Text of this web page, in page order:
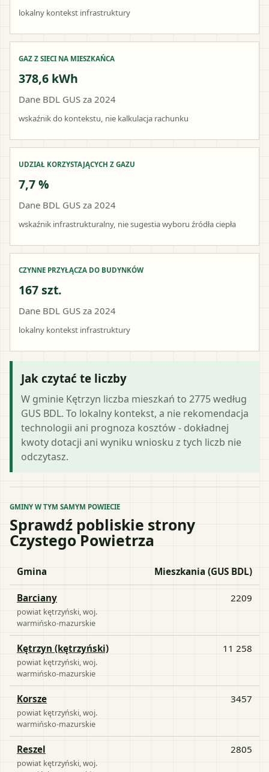
lokalny kontekst infrastruktury
GAZ Z SIECI NA MIESZKAŃCA
378,6 kWh
Dane BDL GUS za 2024
wskaźnik do kontekstu, nie kalkulacja rachunku
UDZIAŁ KORZYSTAJĄCYCH Z GAZU
7,7 %
Dane BDL GUS za 2024
wskaźnik infrastrukturalny, nie sugestia wyboru źródła ciepła
CZYNNE PRZYŁĄCZA DO BUDYNKÓW
167 szt.
Dane BDL GUS za 2024
lokalny kontekst infrastruktury
Jak czytać te liczby
W gminie Kętrzyn liczba mieszkań to 2775 według
GUS BDL. To lokalny kontekst, a nie rekomendacja
technologii ani prognoza kosztów - dokładnej
kwoty dotacji ani wyniku wniosku z tych liczb nie
odczytasz.
GMINY W TYM SAMYM POWIECIE
Sprawdź pobliskie strony
Czystego Powietrza
Gmina Mieszkania (GUS BDL)
Barciany
powiat kętrzyński , woj.
warmińsko-mazurskie
2209
Kętrzyn (kętrzyński)
powiat kętrzyński , woj.
warmińsko-mazurskie
11 258
Korsze
powiat kętrzyński , woj.
warmińsko-mazurskie
3457
Reszel
powiat kętrzyński , woj.
2805